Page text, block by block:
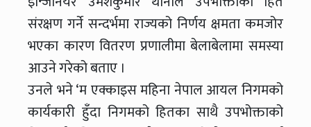
संरक्षण गर्ने सन्दर्भमा राज्यको निर्णय क्षमता कमजोर
भएका कारण वितरण प्रणालीमा बेलाबेलामा समस्या
आउने गरेको बताए ।
उनले भने ‘म एक्काइस महिना नेपाल आयल निगमको
कार्यकारी हुँदा निगमको हितका साथै उपभोक्ताको